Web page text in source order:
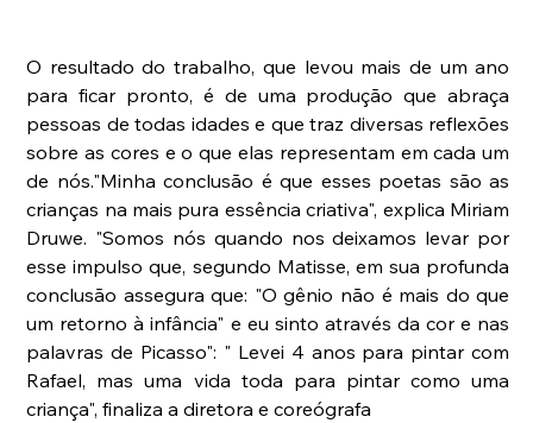
O resultado do trabalho, que levou mais de um ano
para ficar pronto, é de uma produção que abraça
pessoas de todas idades e que traz diversas reflexões
sobre as cores e o que elas representam em cada um
de nós."Minha conclusão é que esses poetas são as
crianças na mais pura essência criativa", explica Miriam
Druwe. "Somos nós quando nos deixamos levar por
esse impulso que, segundo Matisse, em sua profunda
conclusão assegura que: "O gênio não é mais do que
um retorno à infância" e eu sinto através da cor e nas
palavras de Picasso": " Levei 4 anos para pintar com
Rafael, mas uma vida toda para pintar como uma
criança", finaliza a diretora e coreógrafa